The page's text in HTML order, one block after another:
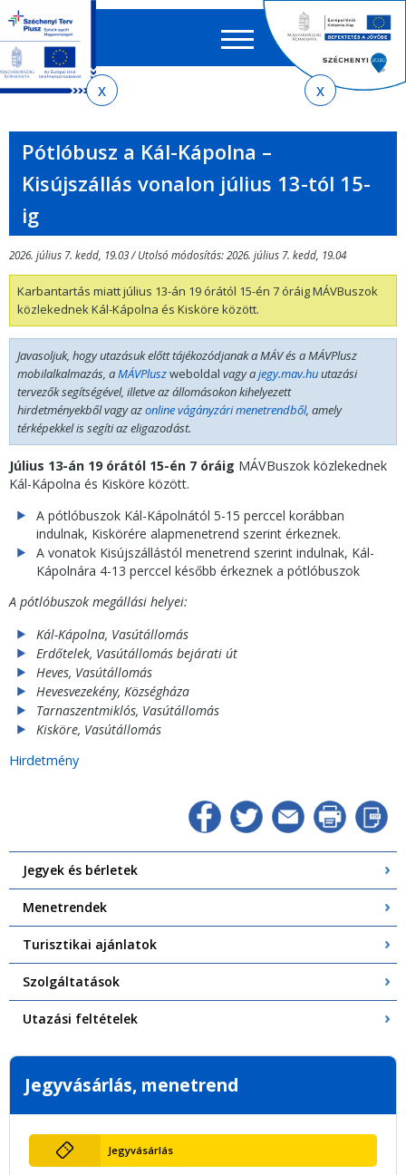
menetrendkeresőhöz
almenühöz
tartalomra
oldaltérképre
EN HU
űrlap
Pótlóbusz a Kál-Kápolna –
Kisújszállás vonalon július 13-tól 15-
ig
2026. július 7. kedd, 19.03 / Utolsó módosítás: 2026. július 7. kedd, 19.04
Karbantartás miatt július 13-án 19 órától 15-én 7 óráig MÁVBuszok
közlekednek Kál-Kápolna és Kisköre között.
Javasoljuk, hogy utazásuk előtt tájékozódjanak a MÁV és a MÁVPlusz
mobilalkalmazás, aMÁVPluszweboldal vagy ajegy.mav.huutazási
tervezők segítségével, illetve az állomásokon kihelyezett
hirdetményekből vagy azonline vágányzári menetrendből, amely
térképekkel is segíti az eligazodást.
Július 13-án 19 órától 15-én 7 óráig MÁVBuszok közlekednek
Kál-Kápolna és Kisköre között.
A pótlóbuszok Kál-Kápolnától 5-15 perccel korábban
indulnak, Kiskörére alapmenetrend szerint érkeznek.
A vonatok Kisújszállástól menetrend szerint indulnak, Kál-
Kápolnára 4-13 perccel később érkeznek a pótlóbuszok
A pótlóbuszok megállási helyei:
Kál-Kápolna, Vasútállomás
Erdőtelek, Vasútállomás bejárati út
Heves, Vasútállomás
Hevesvezekény, Községháza
Tarnaszentmiklós, Vasútállomás
Kisköre, Vasútállomás
Hirdetmény
Jegyek és bérletek
Menetrendek
Turisztikai ajánlatok
Szolgáltatások
Utazási feltételek
Jegyvásárlás, menetrend
Jegyvásárlás